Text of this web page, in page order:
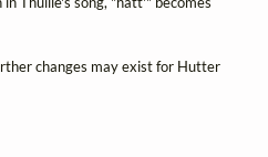
changes may exist for Hutter